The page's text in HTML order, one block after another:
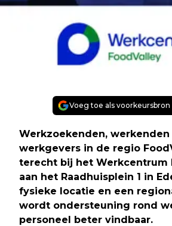
Voeg toe als voorkeursbron
Werkzoekenden, werkenden
werkgevers in de regio
terecht bij het Werkcentrum
aan het Raadhuisplein 1 in
fysieke locatie en een
wordt ondersteuning rond
personeel beter vindbaar.